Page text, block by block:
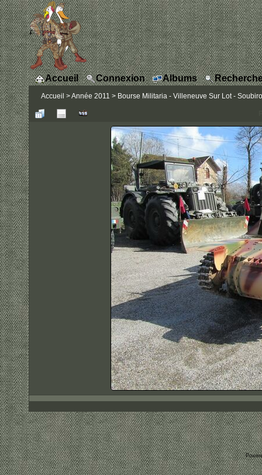
Accueil Connexion Albums
Accueil >Année 2011 > Bourse Militaria - Villeneuve Sur Lot -